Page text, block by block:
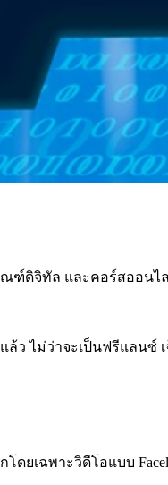
ภัณฑ์ดิจิทัล และคอร์สออนไ
ไม่ว่าจะเป็นฟรีแลนซ์
ดยเฉพาะวิดีโอแบบ